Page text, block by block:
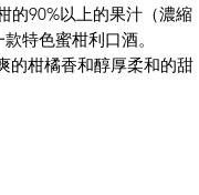
的90%以上的果汁（濃縮
特色蜜柑利口酒。
的柑橘香和醇厚柔和的甜